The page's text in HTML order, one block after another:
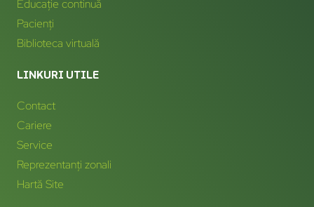
Educație continuă
Pacienți
Biblioteca virtuală
LINKURI UTILE
Contact
Cariere
Service
Reprezentanți zonali
Hartă Site